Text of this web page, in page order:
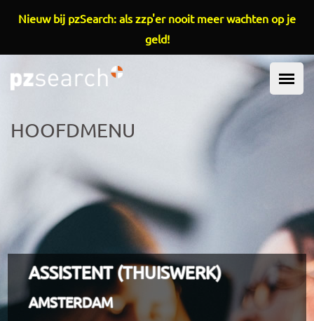
Overslaan en naar de inhoud gaan
HOOFDMENU
ASSISTENT (THUISWERK)
AMSTERDAM
Nieuw bij pzSearch: als zzp'er nooit meer wachten op je
geld!